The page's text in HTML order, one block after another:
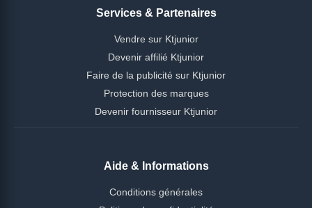
Services & Partenaires
Vendre sur Ktjunior
Devenir affilié Ktjunior
Faire de la publicité sur Ktjunior
Protection des marques
Devenir fournisseur Ktjunior
Aide & Informations
Conditions générales